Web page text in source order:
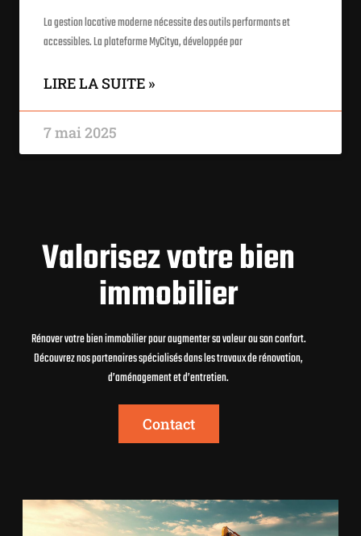
La gestion locative moderne nécessite des outils performants et
accessibles. La plateforme MyCitya, développée par
LIRE LA SUITE »
7 mai 2025
Valorisez votre bien
immobilier
Rénover votre bien immobilier pour augmenter sa valeur ou son confort.
Découvrez nos partenaires spécialisés dans les travaux de rénovation,
d’aménagement et d’entretien.
Contact